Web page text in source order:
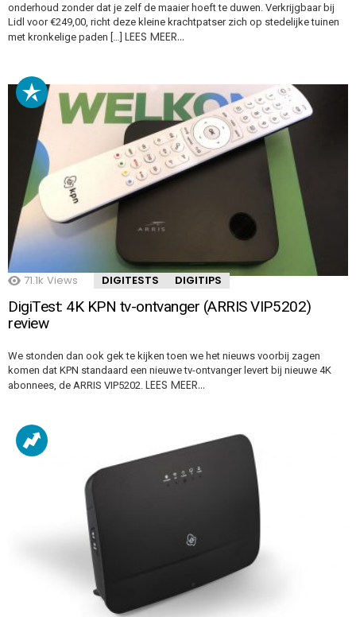
onderhoud zonder dat je zelf de maaier hoeft te duwen. Verkrijgbaar bij
Lidl voor €249,00, richt deze kleine krachtpatser zich op stedelijke tuinen
met kronkelige paden […] LEES MEER…
71.1k Views DIGITESTS DIGITIPS
DigiTest: 4K KPN tv-ontvanger (ARRIS VIP5202)
review
We stonden dan ook gek te kijken toen we het nieuws voorbij zagen
komen dat KPN standaard een nieuwe tv-ontvanger levert bij nieuwe 4K
abonnees, de ARRIS VIP5202. LEES MEER…